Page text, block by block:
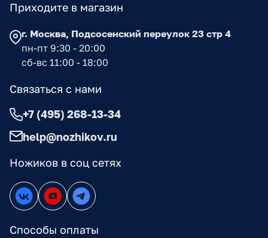
Ножиков в соц сетях
Способы оплаты
Приходите в магазин
г. Москва, Подсосенский переулок 23 стр 4
пн-пт 9:30 - 20:00
сб-вс 11:00 - 18:00
Связаться с нами
+7 (495) 268-13-34
help@nozhikov.ru